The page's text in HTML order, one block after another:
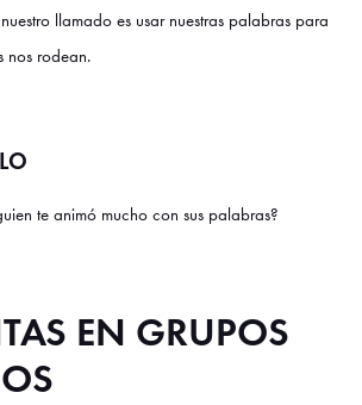
llamado es usar nuestras palabras para
nos rodean.
te animó mucho con sus palabras?
EN GRUPOS